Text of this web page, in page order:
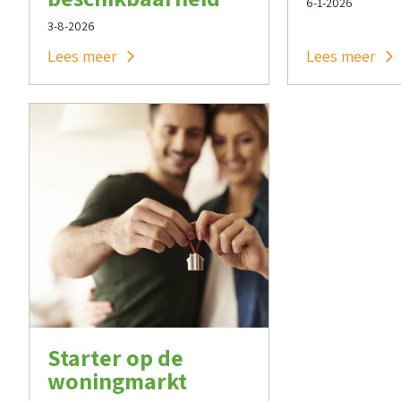
3-8-2026
Lees meer Lees meer
Starter op de
woningmarkt